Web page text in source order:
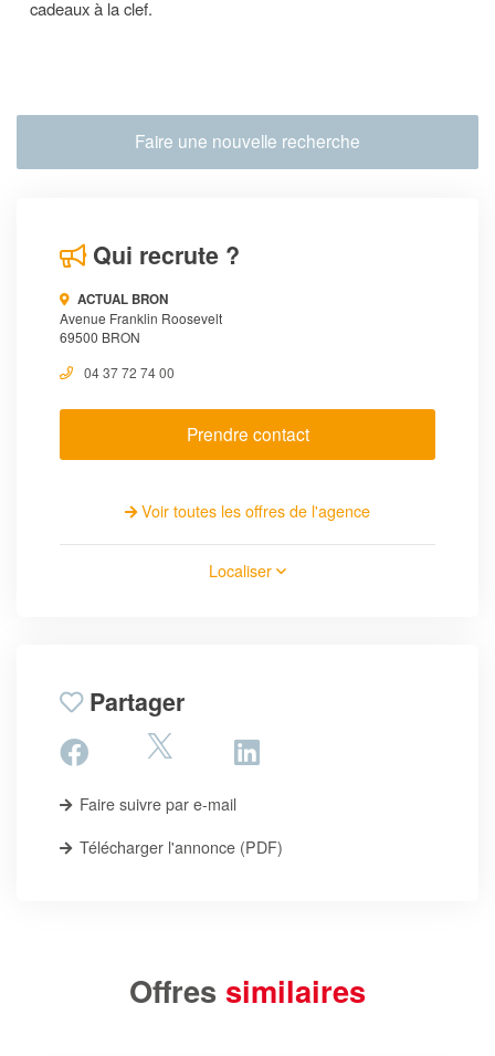
cadeaux à la clef.
Faire une nouvelle recherche
Qui recrute ?
ACTUAL BRON
Avenue Franklin Roosevelt
69500 BRON
04 37 72 74 00
Prendre contact
Voir toutes les offres de l'agence
Localiser
Partager
Faire suivre par e-mail
Télécharger l'annonce (PDF)
Offres similaires